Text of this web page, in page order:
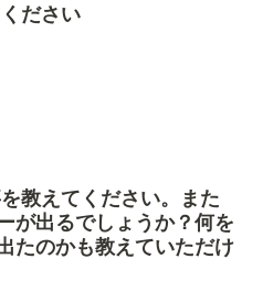
ださい
教えてください。また
が出るでしょうか？何を
たのかも教えていただけ